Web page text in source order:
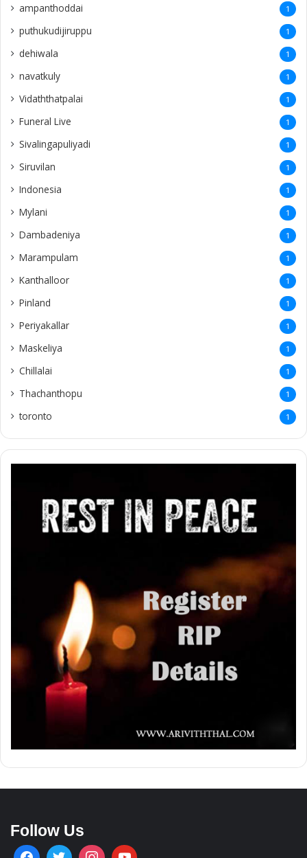
ampanthoddai 1
puthukudijiruppu 1
dehiwala 1
navatkuly 1
Vidaththatpalai 1
Funeral Live 1
Sivalingapuliyadi 1
Siruvilan 1
Indonesia 1
Mylani 1
Dambadeniya 1
Marampulam 1
Kanthalloor 1
Pinland 1
Periyakallar 1
Maskeliya 1
Chillalai 1
Thachanthopu 1
toronto 1
Follow Us